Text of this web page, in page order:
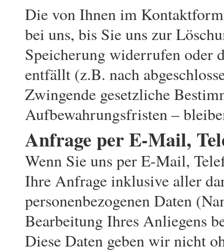
Die von Ihnen im
bei uns, bis Sie uns zur
Speicherung widerrufen oder
entfällt (z.B. nach
Zwingende gesetzliche
Aufbewahrungsfristen –
Anfrage per E-Mail,
Wenn Sie uns per E-Mail,
Ihre Anfrage inklusive aller
personenbezogenen Daten
Bearbeitung Ihres Anliegens
Diese Daten geben wir nicht